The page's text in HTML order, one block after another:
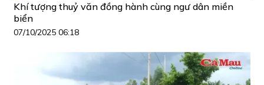
Khí tượng thuỷ văn đồng hành cùng ngư dân miền
biển
07/10/2025 06:18